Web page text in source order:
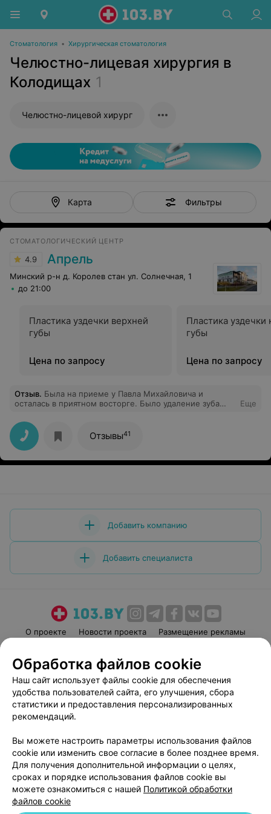
Стоматология • Хирургическая стоматология
Челюстно-лицевая хирургия в
Колодищах 1
Челюстно-лицевой хирург
Карта Фильтры
СТОМАТОЛОГИЧЕСКИЙ ЦЕНТР
4.9 Апрель
Минский р-н д. Королев стан ул. Солнечная, 1
до 21:00
Пластика уздечки верхней
губы
Цена по запросу
Пластика
губы
Цена по запросу
Отзыв. Была на приеме у Павла Михайловича и
осталась в приятном восторге. Было удаление зуба
бережное отношение и комфортная обстановка - а
поскольку я панически боюсь стоматологии в целом,
то для меня это определяющий фактор при выборе
специалистов в области стоматологии. В общем, все
прошло на "ура", всем, кто так же, как и я, от слово
Еще
Отзывы41
Добавить компанию
Добавить специалиста
О проекте Новости проекта
Размещение рекламы
Пользовательское соглашение
Способы оплаты
Вакансии
Партнеры
Написать руководителю 103.by
Обработка персональных данных
Обработка файлов cookie
Наш сайт использует файлы cookie для обеспечения
удобства пользователей сайта, его улучшения, сбора
статистики и предоставления персонализированных
рекомендаций.
Вы можете настроить параметры использования файлов
cookie или изменить свое согласие в более позднее время.
Для получения дополнительной информации о целях,
сроках и порядке использования файлов cookie вы
можете ознакомиться с нашей Политикой обработки
файлов cookie